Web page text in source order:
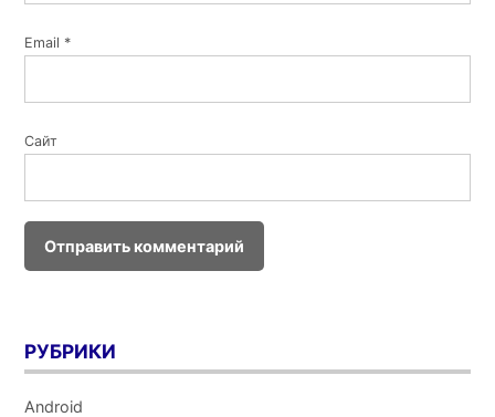
Email *
Сайт
РУБРИКИ
Android